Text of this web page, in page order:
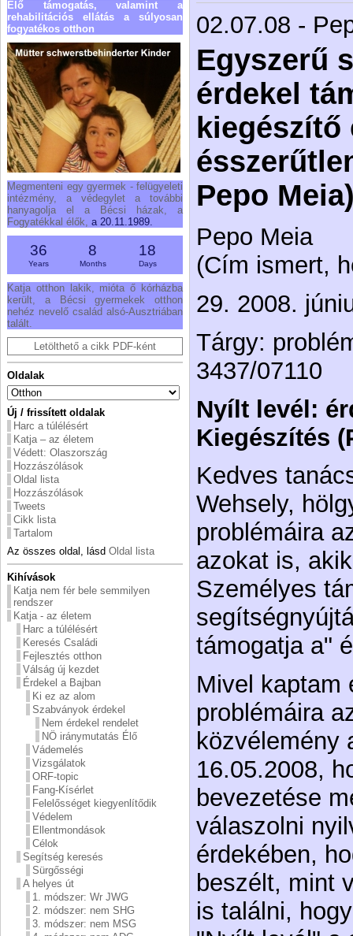
Élő támogatás, valamint a
rehabilitációs ellátás a súlyosan
fogyatékos otthon
Megmenteni egy gyermek - felügyeleti
intézmény, a védegylet a további
hanyagolja el a Bécsi házak, a
Fogyatékkal élők, a 20.11.1989.
36
Years
8
Months
18
Days
Katja otthon lakik, mióta ő kórházba
került, a Bécsi gyermekek otthon
nehéz nevelő család alsó-Ausztriában
talált.
Letölthető a cikk PDF-ként
Oldalak
Új / frissített oldalak
Harc a túlélésért
Katja – az életem
Védett: Olaszország
Hozzászólások
Oldal lista
Hozzászólások
Tweets
Cikk lista
Tartalom
Az összes oldal, lásd Oldal lista
Kihívások
Katja nem fér bele semmilyen
rendszer
Katja - az életem
Harc a túlélésért
Keresés Családi
Fejlesztés otthon
Válság új kezdet
Érdekel a Bajban
Ki ez az alom
Szabványok érdekel
Nem érdekel rendelet
NÖ iránymutatás Élő
Vádemelés
Vizsgálatok
ORF-topic
Fang-Kísérlet
Felelősséget kiegyenlítődik
Védelem
Ellentmondások
Célok
Segítség keresés
Sürgősségi
A helyes út
1. módszer: Wr JWG
2. módszer: nem SHG
3. módszer: nem MSG
02.07.08 -
Egyszerű
érdekel
Pepo
Pepo Meia
(Cím ismert,
29. 2008.
Tárgy:
3437/07110
Nyílt levél:
Kiegészítés
Kedves
Wehsely,
problémáira
azokat is,
Személyes
támogatja a"
Mivel kaptam
problémáira
közvélemény
16.05.2008,
bevezetése
válaszolni
érdekében,
beszélt, mint
is találni,